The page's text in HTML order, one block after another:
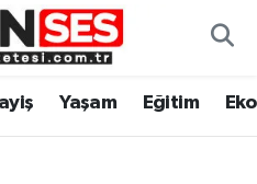
Yaşam Eğitim